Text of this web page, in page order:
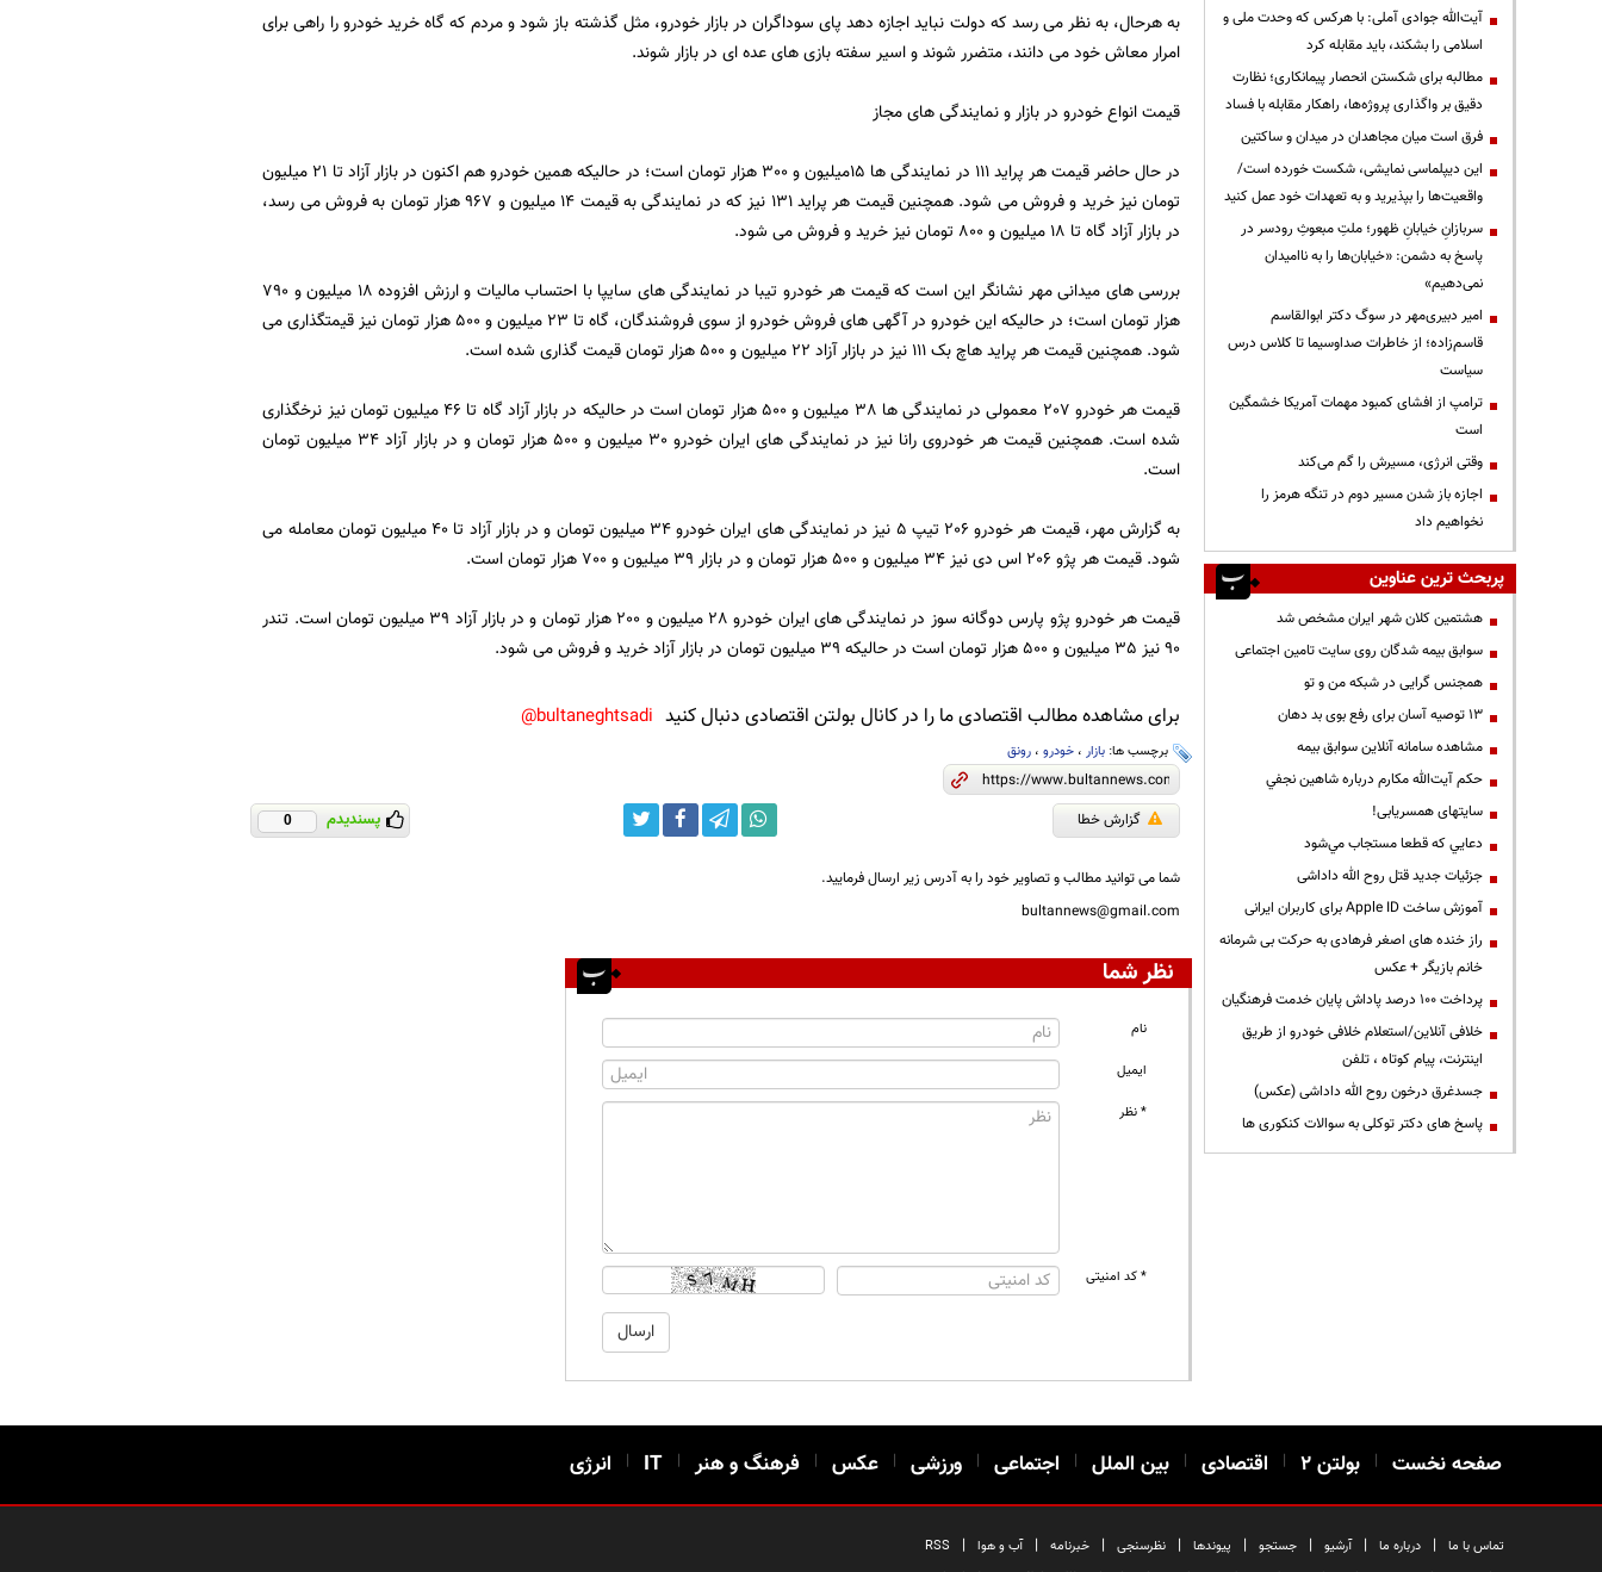
به هرحال، به نظر می رسد که دولت نباید اجازه دهد پای سوداگران در بازار خودرو، مثل گذشته باز شود و مردم که گاه خرید خودرو را راهی برای
امرار معاش خود می دانند، متضرر شوند و اسیر سفته بازی های عده ای در بازار شوند.
قیمت انواع خودرو در بازار و نمایندگی های مجاز
در حال حاضر قیمت هر پراید 111 در نمایندگی ها 15میلیون و 300 هزار تومان است؛ در حالیکه همین خودرو هم اکنون در بازار آزاد تا 21 میلیون
تومان نیز خرید و فروش می شود. همچنین قیمت هر پراید 131 نیز که در نمایندگی به قیمت 14 میلیون و 967 هزار تومان به فروش می رسد،
در بازار آزاد گاه تا 18 میلیون و 800 تومان نیز خرید و فروش می شود.
بررسی های میدانی مهر نشانگر این است که قیمت هر خودرو تیبا در نمایندگی های سایپا با احتساب مالیات و ارزش افزوده 18 میلیون و 790
هزار تومان است؛ در حالیکه این خودرو در آگهی های فروش خودرو از سوی فروشندگان، گاه تا 23 میلیون و 500 هزار تومان نیز قیمتگذاری می
شود. همچنین قیمت هر پراید هاچ بک 111 نیز در بازار آزاد 22 میلیون و 500 هزار تومان قیمت گذاری شده است.
قیمت هر خودرو 207 معمولی در نمایندگی ها 38 میلیون و 500 هزار تومان است در حالیکه در بازار آزاد گاه تا 46 میلیون تومان نیز نرخگذاری
شده است. همچنین قیمت هر خودروی رانا نیز در نمایندگی های ایران خودرو 30 میلیون و 500 هزار تومان و در بازار آزاد 34 میلیون تومان
است.
به گزارش مهر، قیمت هر خودرو 206 تیپ 5 نیز در نمایندگی های ایران خودرو 34 میلیون تومان و در بازار آزاد تا 40 میلیون تومان معامله می
شود. قیمت هر پژو 206 اس دی نیز 34 میلیون و 500 هزار تومان و در بازار 39 میلیون و 700 هزار تومان است.
قیمت هر خودرو پژو پارس دوگانه سوز در نمایندگی های ایران خودرو 28 میلیون و 200 هزار تومان و در بازار آزاد 39 میلیون تومان است. تندر
90 نیز 35 میلیون و 500 هزار تومان است در حالیکه 39 میلیون تومان در بازار آزاد خرید و فروش می شود.
برای مشاهده مطالب اقتصادی ما را در کانال بولتن اقتصادی دنبال کنید bultaneghtsadi@
برچسب ها: بازار، خودرو، رونق
گزارش خطا پسندیدم 0
شما می توانید مطالب و تصاویر خود را به آدرس زیر ارسال فرمایید.
bultannews@gmail.com
نظر شما
نام
ایمیل
* نظر
* کد امنیتی
آیت‌الله جوادی آملی: با هرکس که وحدت ملی و
اسلامی را بشکند، باید مقابله کرد
مطالبه برای شکستن انحصار پیمانکاری؛ نظارت
دقیق بر واگذاری پروژه‌ها، راهکار مقابله با فساد
فرق است میان مجاهدان در میدان و ساکتین
این دیپلماسی نمایشی، شکست خورده است/
واقعیت‌ها را بپذیرید و به تعهدات خود عمل کنید
سربازانِ خیابانِ ظهور؛ ملتِ مبعوثِ رودسر در
پاسخ به دشمن: «خیابان‌ها را به ناامیدان
نمی‌دهیم»
امیر دبیری‌مهر در سوگ دکتر ابوالقاسم
قاسم‌زاده؛ از خاطرات صداوسیما تا کلاس درس
سیاست
ترامپ از افشای کمبود مهمات آمریکا خشمگین
است
وقتی انرژی، مسیرش را گم می‌کند
اجازه باز شدن مسیر دوم در تنگه هرمز را
نخواهیم داد
پربحث ترین عناوین
هشتمین کلان شهر ایران مشخص شد
سوابق بیمه شدگان روی سایت تامین اجتماعی
همجنس گرایی در شبکه من و تو
13 توصیه آسان برای رفع بوی بد دهان
مشاهده سامانه آنلاين سوابق بیمه
حكم آيت‌الله مكارم درباره شاهين نجفي
سایتهای همسریابی!
دعايي كه قطعا مستجاب مي‌شود
جزئیات جدید قتل روح الله داداشی
آموزش ساخت Apple ID برای کاربران ایرانی
راز خنده های اصغر فرهادی به حرکت بی شرمانه
خانم بازیگر + عکس
پرداخت ۱۰۰ درصد پاداش پایان خدمت فرهنگیان
خلافی آنلاین/استعلام خلافی خودرو از طریق
اینترنت، پیام کوتاه ، تلفن
جسدغرق درخون روح الله داداشی (عکس)
پاسخ های دکتر توکلی به سوالات کنکوری ها
صفحه نخست | بولتن ۲ | اقتصادی | بین الملل | اجتماعی | ورزشی | عکس | فرهنگ و هنر |
IT
| انرژی
تماس با ما | درباره ما | آرشیو | جستجو | پیوندها | نظرسنجی | خبرنامه | آب و هوا |
RSS